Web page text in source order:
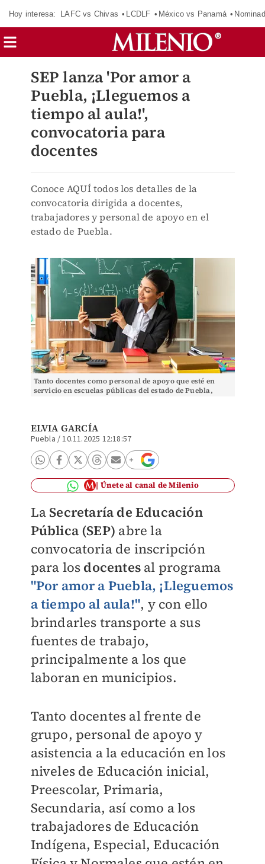
Hoy interesa: LAFC vs Chivas LCDLF México vs Panamá
SEP lanza 'Por amor a
Puebla, ¡Lleguemos a
tiempo al aula!',
convocatoria para
docentes
Conoce AQUÍ todos los detalles de la
convocatoria dirigida a docentes,
trabajadores y personal de apoyo en el
estado de Puebla.
Tanto docentes como personal de apoyo que esté en
servicio en escuelas públicas del estado de Puebla,
ELVIA GARCÍA
Puebla /10.11.2025 12:18:57
Únete al canal de Milenio
La Secretaría de Educación
Pública (SEP) abre la
convocatoria de inscripción
para los docentes al programa
"Por amor a Puebla, ¡Lleguemos
a tiempo al aula!", y con ello
brindarles transporte a sus
fuentes de trabajo,
principalmente a los que
laboran en municipios.
Tanto docentes al frente de
grupo, personal de apoyo y
asistencia a la educación en los
niveles de Educación inicial,
Preescolar, Primaria,
Secundaria, así como a los
trabajadores de Educación
Indígena, Especial, Educación